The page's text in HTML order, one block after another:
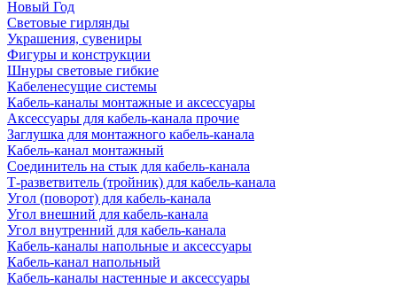
Новый Год
Световые гирлянды
Украшения, сувениры
Фигуры и конструкции
Шнуры световые гибкие
Кабеленесущие системы
Кабель-каналы монтажные и аксессуары
Аксессуары для кабель-канала прочие
Заглушка для монтажного кабель-канала
Кабель-канал монтажный
Соединитель на стык для кабель-канала
Т-разветвитель (тройник) для кабель-канала
Угол (поворот) для кабель-канала
Угол внешний для кабель-канала
Угол внутренний для кабель-канала
Кабель-каналы напольные и аксессуары
Кабель-канал напольный
Кабель-каналы настенные и аксессуары